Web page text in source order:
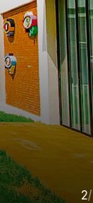
2/